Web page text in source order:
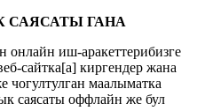
САЯСАТЫ ГАНА
онлайн иш-аракеттерибизге
сайтка[a] киргендер жана
чогултулган маалыматка
саясаты оффлайн же бул